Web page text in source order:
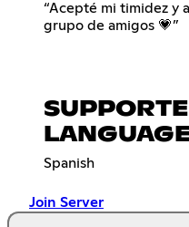
“Acepté mi timidez y
grupo de amigos 💗”
Spanish
Join Server